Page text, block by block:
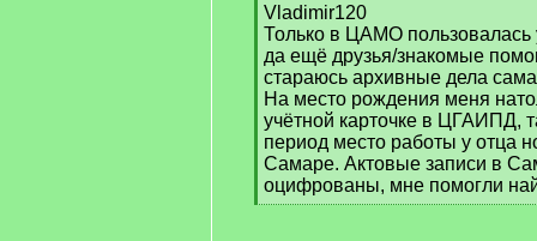
[
q
]
Vladimir120
Только в ЦАМО пользовалась
да ещё друзья/знакомые
стараюсь архивные дела
На место рождения меня
учётной карточке в ЦГАИПД,
период место работы у отца
Самаре. Актовые записи в
оцифрованы, мне помогли
[